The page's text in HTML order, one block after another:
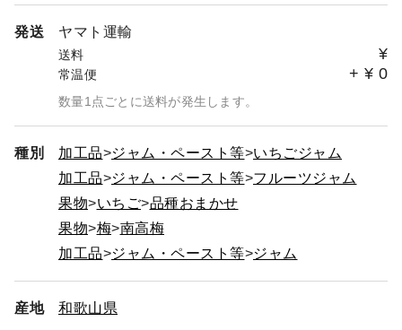
発送 ヤマト運輸
送料 ¥
常温便 + ¥ 0
数量1点ごとに送料が発生します。
種別 加工品 ジャム・ペースト等
いちごジャム
加工品
ジャム・ペースト等
フルーツジャム
果物
いちご 品種おまかせ
果物
梅 南高梅
加工品
ジャム・ペースト等 ジャム
産地 和歌山県